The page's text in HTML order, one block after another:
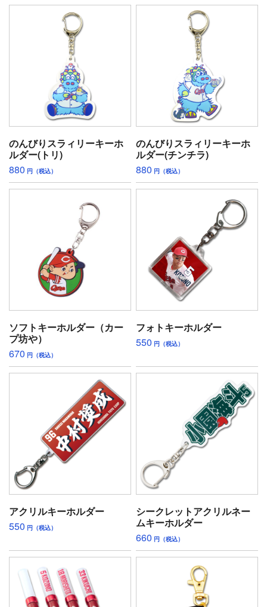
のんびりスラィリーキーホ
ルダー(トリ)
880 円（税込）
のんびりスラィリーキーホ
ルダー(チンチラ)
880 円（税込）
ソフトキーホルダー（カー
プ坊や）
670 円（税込）
フォトキーホルダー
550 円（税込）
アクリルキーホルダー
550 円（税込）
シークレットアクリルネー
ムキーホルダー
660 円（税込）